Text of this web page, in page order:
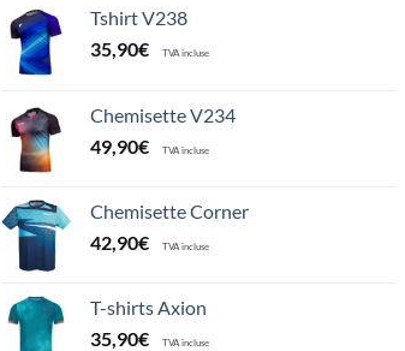
Tshirt V238
35,90€ TVA incluse
Chemisette V234
49,90€ TVA incluse
Chemisette Corner
42,90€ TVA incluse
T-shirts Axion
35,90€ TVA incluse